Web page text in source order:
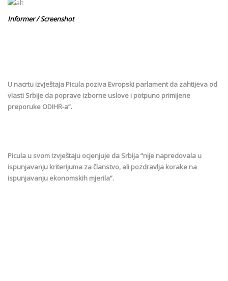
Informer / Screenshot
U nacrtu izvještaja Picula poziva Evropski parlament da zahtijeva od
vlasti Srbije da poprave izborne uslove i potpuno primijene
preporuke ODIHR-a”.
Picula u svom Izvještaju ocjenjuje da Srbija “nije napredovala u
ispunjavanju kriterijuma za članstvo, ali pozdravlja korake na
ispunjavanju ekonomskih mjerila”.